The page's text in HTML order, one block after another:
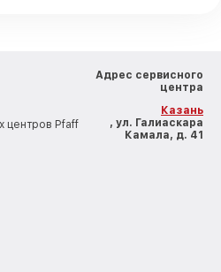
центров Pfaff
Адрес сервисного
центра
Казань
, ул. Галиаскара
Камала, д. 41